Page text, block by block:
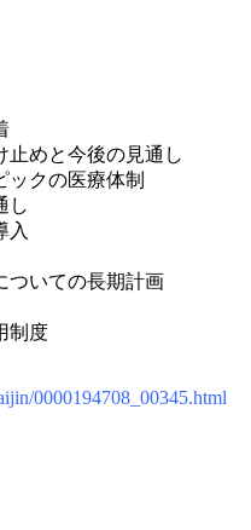
止めと今後の見通し
ックの医療体制
し
入
ついての長期計画
制度
0000194708_00345.html